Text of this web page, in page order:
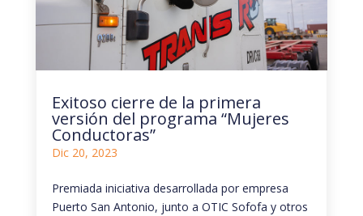
Exitoso cierre de la primera
versión del programa “Mujeres
Conductoras”
Dic 20, 2023
Premiada iniciativa desarrollada por empresa
Puerto San Antonio, junto a OTIC Sofofa y otros